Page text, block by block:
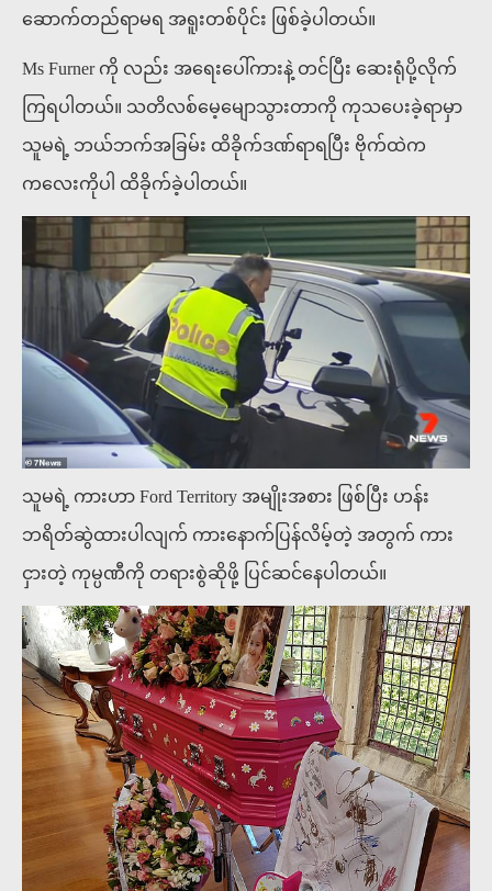
ဆောက်တည်ရာမရ အရူးတစ်ပိုင်း ဖြစ်ခဲ့ပါတယ်။
Ms Furner ကို လည်း အရေးပေါ်ကားနဲ့ တင်ပြီး ဆေးရုံပို့လိုက်
ကြရပါတယ်။ သတိလစ်မေ့မျောသွားတာကို ကုသပေးခဲ့ရာမှာ
သူမရဲ့ ဘယ်ဘက်အခြမ်း ထိခိုက်ဒဏ်ရာရပြီး ဗိုက်ထဲက
ကလေးကိုပါ ထိခိုက်ခဲ့ပါတယ်။
သူမရဲ့ ကားဟာ Ford Territory အမျိုးအစား ဖြစ်ပြီး ဟန်း
ဘရိတ်ဆွဲထားပါလျက် ကားနောက်ပြန်လိမ့်တဲ့ အတွက် ကား
ငှားတဲ့ ကုမ္ပဏီကို တရားစွဲဆိုဖို့ ပြင်ဆင်နေပါတယ်။